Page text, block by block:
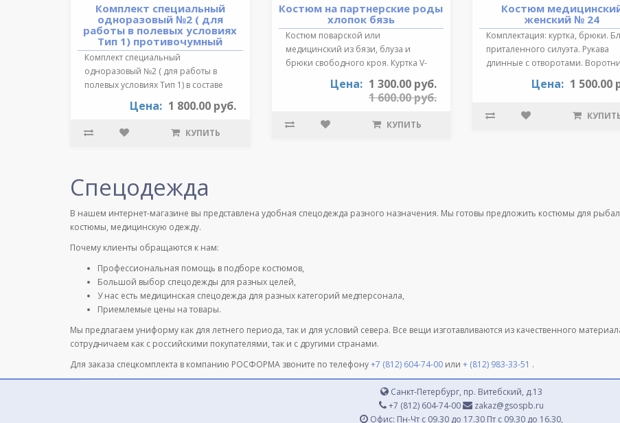
Комплект специальный
одноразовый №2 ( для
работы в полевых условиях
Тип 1) противочумный
Комплект специальный
одноразовый №2 ( для работы в
полевых условиях Тип 1) в составе
Цена: 1 800.00 руб.
КУПИТЬ
Костюм на партнерские роды
хлопок бязь
Костюм поварской или
медицинский из бязи, блуза и
брюки свободного кроя. Куртка V-
Цена: 1 300.00 руб.
1 600.00 руб.
КУПИТЬ
Костюм
женский № 24
Комплектация: куртка, брюки.
приталенного силуэта. Рукава
длинные с отворотами.
Цена: 1 500.00
Спецодежда
В нашем интернет-магазине вы представлена удобная спецодежда разного назначения. Мы готовы предложить костюмы для
костюмы, медицинскую одежду.
Почему клиенты обращаются к нам:
Профессиональная помощь в подборе костюмов,
Большой выбор спецодежды для разных целей,
У нас есть медицинская спецодежда для разных категорий медперсонала,
Приемлемые цены на товары.
Мы предлагаем униформу как для летнего периода, так и для условий севера. Все вещи изготавливаются из качественного
сотрудничаем как с российскими покупателями, так и с другими странами.
Для заказа спецкомплекта в компанию РОСФОРМА звоните по телефону+7 (812) 604-74-00 или + (812) 983-33-51 .
Санкт-Петербург, пр. Витебский, д.13
+7 (812) 604-74-00
zakaz@gsospb.ru
Офис: Пн-Чт с 09.30 до 17.30 Пт с 09.30 до 16.30,